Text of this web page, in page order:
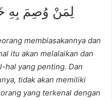
لِمَنْ وُصِمَ بِهِ
membiasakannya dan
itu akan melalaikan dan
hal yang penting. Dan
tidak akan memiliki
yang terkenal dengan